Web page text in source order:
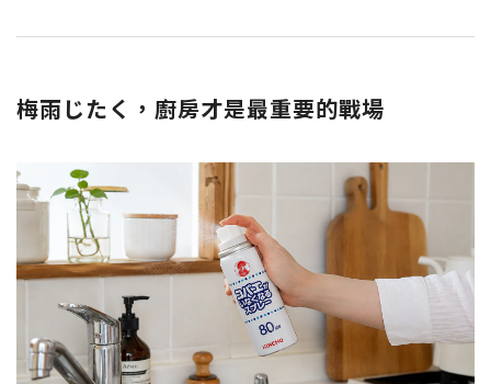
梅雨じたく，廚房才是最重要的戰場